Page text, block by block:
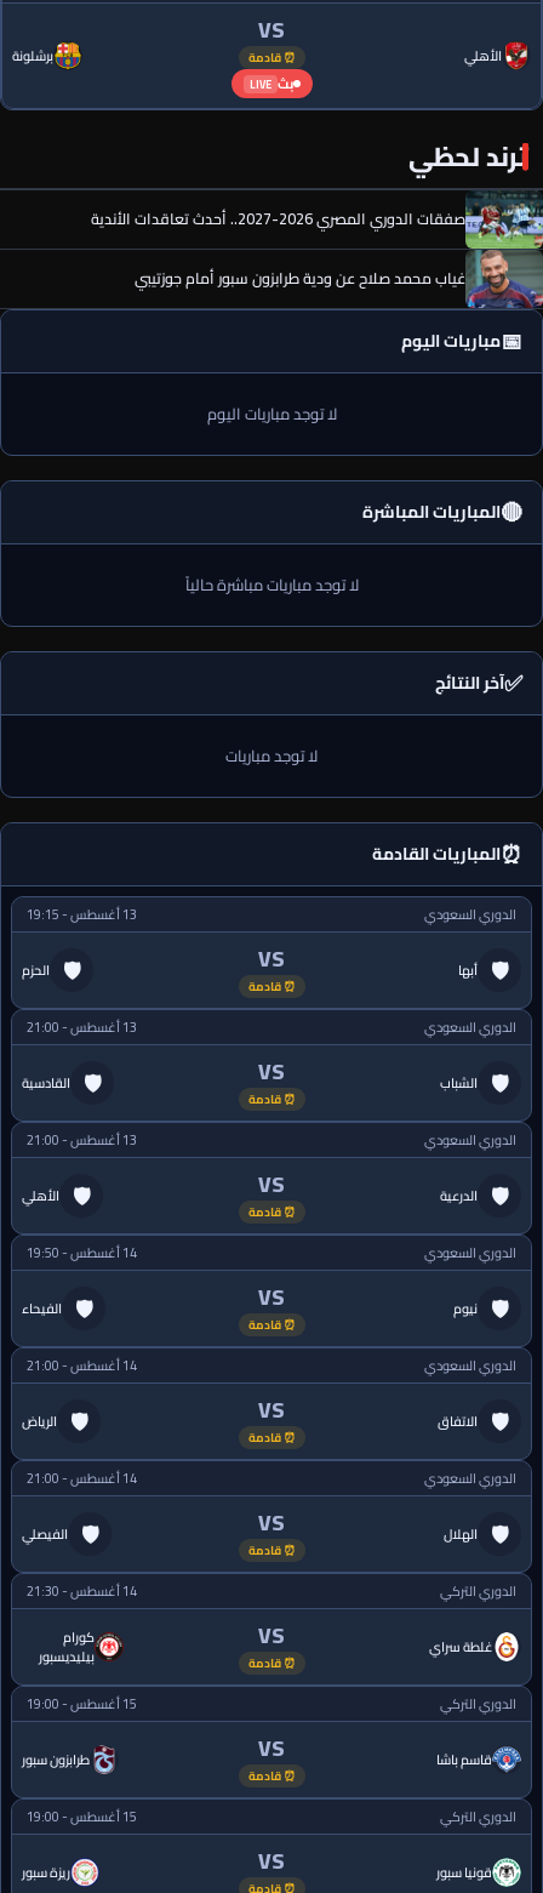
الأهلي
VS
⏰ قادمة
بث LIVE
برشلونة
ترند لحظي
صفقات الدوري المصري 2026-2027.. أحدث تعاقدات الأندية
غياب محمد صلاح عن ودية طرابزون سبور أمام جوزتيبي
📅مباريات اليوم
لا توجد مباريات اليوم
🔴المباريات المباشرة
لا توجد مباريات مباشرة حالياً
✅آخر النتائج
لا توجد مباريات
⏰المباريات القادمة
الدوري السعودي 13 أغسطس - 19:15
🛡 أبها VS
⏰ قادمة
الحزم 🛡
الدوري السعودي 13 أغسطس - 21:00
🛡 الشباب VS
⏰ قادمة
القادسية 🛡
الدوري السعودي 13 أغسطس - 21:00
🛡 الدرعية VS
⏰ قادمة
الأهلي 🛡
الدوري السعودي 14 أغسطس - 19:50
🛡 نيوم VS
⏰ قادمة
الفيحاء 🛡
الدوري السعودي 14 أغسطس - 21:00
🛡 الاتفاق VS
⏰ قادمة
الرياض 🛡
الدوري السعودي 14 أغسطس - 21:00
🛡 الهلال VS
⏰ قادمة
الفيصلي 🛡
الدوري التركي 14 أغسطس - 21:30
غلطة سراي VS
⏰ قادمة
كورام
بيليديسبور
الدوري التركي
15 أغسطس - 19:00
قاسم باشا VS
⏰ قادمة
طرابزون سبور
الدوري التركي 15 أغسطس - 19:00
قونيا سبور VS ريزة سبور